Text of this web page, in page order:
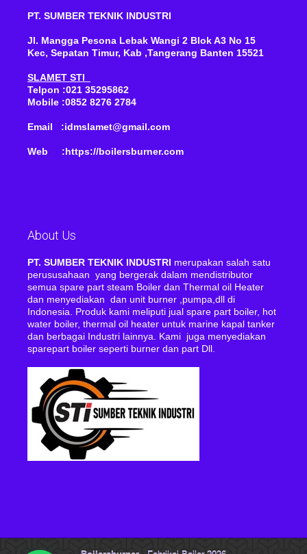
PT. SUMBER TEKNIK INDUSTRI
Jl. Mangga Pesona Lebak Wangi 2 Blok A3 No 15
Kec, Sepatan Timur, Kab ,Tangerang Banten 15521
SLAMET STI
Telpon :021 35295862
Mobile :0852 8276 2784
Email :idmslamet@gmail.com
Web :https://boilersburner.com
About Us
PT. SUMBER TEKNIK INDUSTRI merupakan salah satu
perususahaan yang bergerak dalam mendistributor
semua spare part steam Boiler dan Thermal oil Heater
dan menyediakan dan unit burner ,pumpa,dll di
Indonesia. Produk kami meliputi jual spare part boiler, hot
water boiler, thermal oil heater untuk marine kapal tanker
dan berbagai Industri lainnya. Kami juga menyediakan
sparepart boiler seperti burner dan part Dll.